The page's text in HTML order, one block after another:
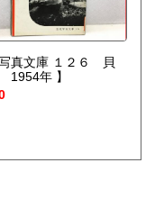
写真文庫 １２６ 貝
年 】